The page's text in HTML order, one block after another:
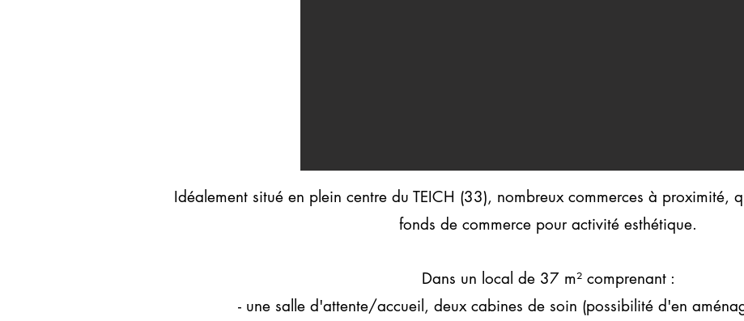
Idéalement situé en plein centre du TEICH (33), nombreux commerces à proximité,
fonds de commerce pour activité esthétique.
Dans un local de 37 m² comprenant :
- une salle d'attente/accueil, deux cabines de soin (possibilité d'en